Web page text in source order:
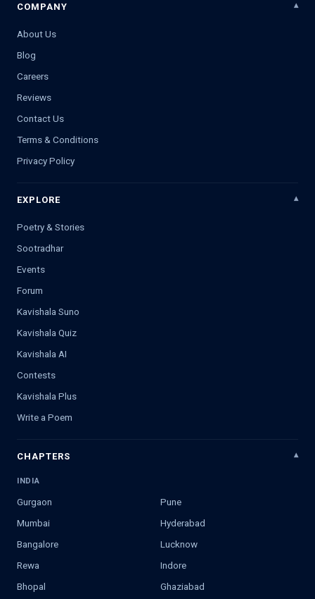
COMPANY
About Us
Blog
Careers
Reviews
Contact Us
Terms & Conditions
Privacy Policy
EXPLORE
Poetry & Stories
Sootradhar
Events
Forum
Kavishala Suno
Kavishala Quiz
Kavishala AI
Contests
Kavishala Plus
Write a Poem
CHAPTERS
INDIA
Gurgaon
Pune
Mumbai
Hyderabad
Bangalore
Lucknow
Rewa
Indore
Bhopal
Ghaziabad